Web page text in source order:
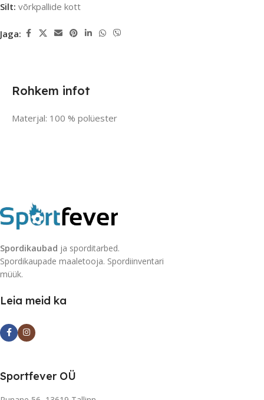
Silt: võrkpallide kott
Jaga:
Rohkem infot
Materjal: 100 % polüester
Spordikaubad ja sporditarbed.
Spordikaupade maaletooja. Spordiinventari
müük.
Leia meid ka
Sportfever OÜ